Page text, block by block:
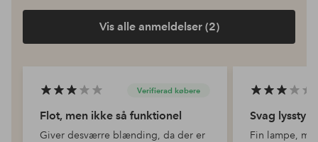
Vis alle anmeldelser (2)
Verifierad købere
Flot, men ikke så funktionel
Giver desværre blænding, da der er
Svag
Fin lampe,